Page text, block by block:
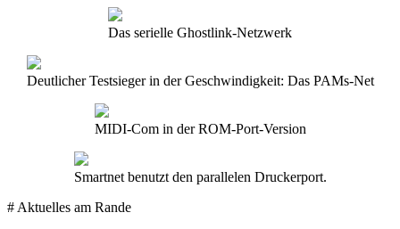
Das serielle Ghostlink-Netzwerk
Deutlicher Testsieger in der Geschwindigkeit: Das PAMs-Net
MIDI-Com in der ROM-Port-Version
Smartnet benutzt den parallelen Druckerport.
# Aktuelles am Rande